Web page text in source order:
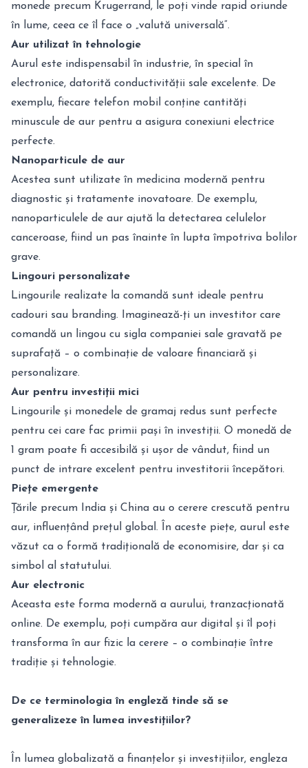
monede precum Krugerrand, le poți vinde rapid oriunde
în lume, ceea ce îl face o „valută universală”.
Aur utilizat în tehnologie
Aurul este indispensabil în industrie, în special în
electronice, datorită conductivității sale excelente. De
exemplu, fiecare telefon mobil conține cantități
minuscule de aur pentru a asigura conexiuni electrice
perfecte.
Nanoparticule de aur
Acestea sunt utilizate în medicina modernă pentru
diagnostic și tratamente inovatoare. De exemplu,
nanoparticulele de aur ajută la detectarea celulelor
canceroase, fiind un pas înainte în lupta împotriva bolilor
grave.
Lingouri personalizate
Lingourile realizate la comandă sunt ideale pentru
cadouri sau branding. Imaginează-ți un investitor care
comandă un lingou cu sigla companiei sale gravată pe
suprafață – o combinație de valoare financiară și
personalizare.
Aur pentru investiții mici
Lingourile și monedele de gramaj redus sunt perfecte
pentru cei care fac primii pași în investiții. O monedă de
1 gram poate fi accesibilă și ușor de vândut, fiind un
punct de intrare excelent pentru investitorii începători.
Piețe emergente
Țările precum India și China au o cerere crescută pentru
aur, influențând prețul global. În aceste piețe, aurul este
văzut ca o formă tradițională de economisire, dar și ca
simbol al statutului.
Aur electronic
Aceasta este forma modernă a aurului, tranzacționată
online. De exemplu, poți cumpăra aur digital și îl poți
transforma în aur fizic la cerere – o combinație între
tradiție și tehnologie.
De ce terminologia în engleză tinde să se
generalizeze în lumea investițiilor?
În lumea globalizată a finanțelor și investițiilor, engleza